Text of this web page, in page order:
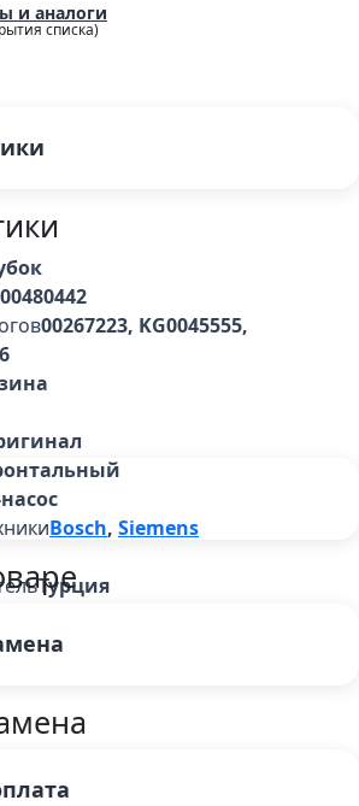
и аналоги
00480442
00267223, KG0045555,
Bosch, Siemens
Турция